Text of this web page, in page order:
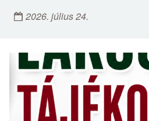
2026. július 24.